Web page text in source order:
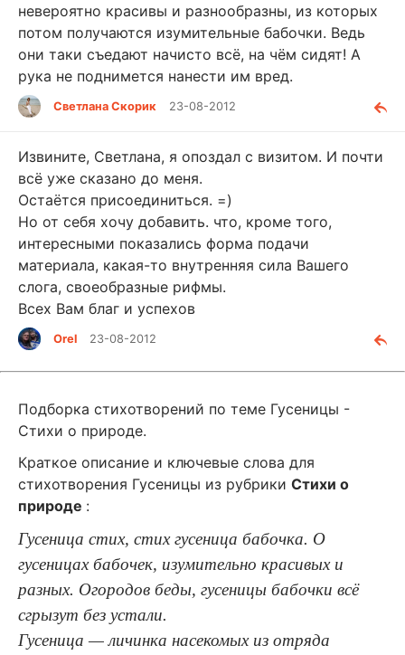
невероятно красивы и разнообразны, из которых
потом получаются изумительные бабочки. Ведь
они таки съедают начисто всё, на чём сидят! А
рука не поднимется нанести им вред.
Светлана Скорик 23-08-2012
Извините, Светлана, я опоздал с визитом. И почти
всё уже сказано до меня.
Остаётся присоединиться. =)
Но от себя хочу добавить. что, кроме того,
интересными показались форма подачи
материала, какая-то внутренняя сила Вашего
слога, своеобразные рифмы.
Всех Вам благ и успехов
Orel 23-08-2012
Подборка стихотворений по теме Гусеницы -
Стихи о природе.
Краткое описание и ключевые слова для
стихотворения Гусеницы из рубрики Стихи о
природе :
Гусеница стих, стих гусеница бабочка. О
гусеницах бабочек, изумительно красивых и
разных. Огородов беды, гусеницы бабочки всё
сгрызут без устали.
Гусеница — личинка насекомых из отряда